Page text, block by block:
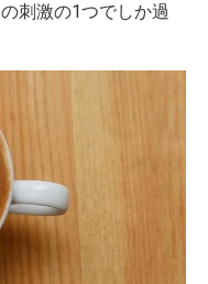
刺激の1つでしか過